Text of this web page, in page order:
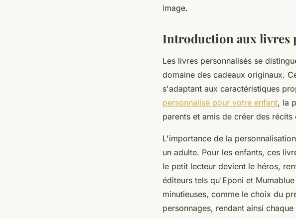
image.
Introduction aux livres
Les livres personnalisés se
domaine des cadeaux originaux.
s'adaptant aux caractéristiques
personnalisé pour votre enfant, la
parents et amis de créer des
L'importance de la
un adulte. Pour les enfants, ces
le petit lecteur devient le héros,
éditeurs tels qu'Eponi et
minutieuses, comme le choix du
personnages, rendant ainsi